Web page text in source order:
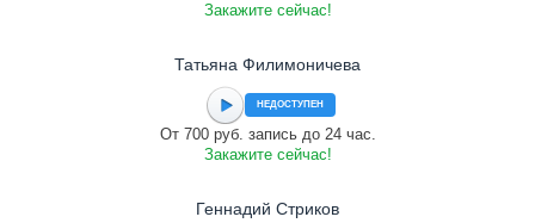
Закажите сейчас!
Татьяна Филимоничева
НЕДОСТУПЕН
От 700 руб. запись до 24 час.
Закажите сейчас!
Геннадий Стриков